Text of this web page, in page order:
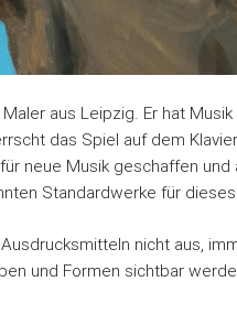
aus Leipzig. Er hat
das Spiel auf dem
neue Musik geschaffen
Standardwerke für
nicht aus,
und Formen sichtbar